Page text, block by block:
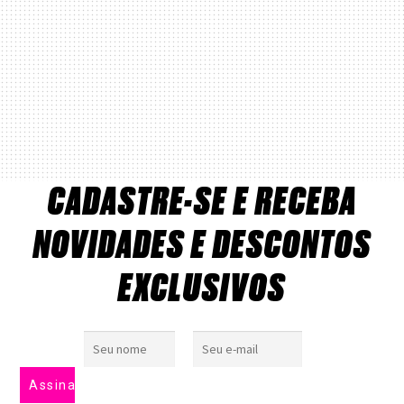
CADASTRE-SE E RECEBA
NOVIDADES E DESCONTOS
EXCLUSIVOS